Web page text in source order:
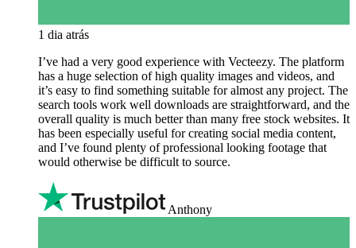
1 dia atrás
I’ve had a very good experience with Vecteezy. The platform
has a huge selection of high quality images and videos, and
it’s easy to find something suitable for almost any project. The
search tools work well downloads are straightforward, and the
overall quality is much better than many free stock websites. It
has been especially useful for creating social media content,
and I’ve found plenty of professional looking footage that
would otherwise be difficult to source.
Anthony